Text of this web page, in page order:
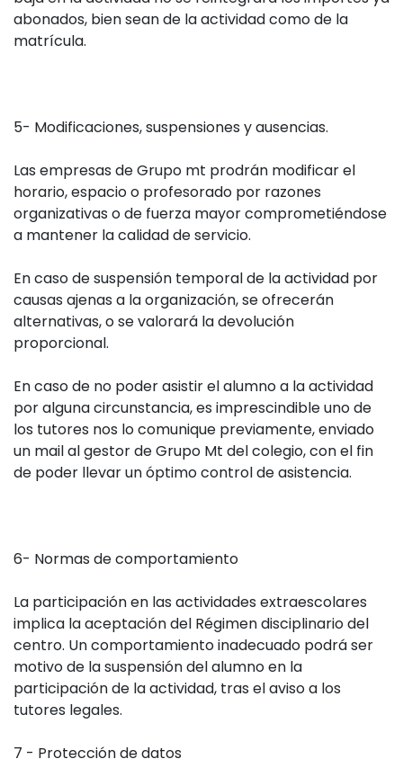
abonados, bien sean de la actividad como de la
matrícula.
5- Modificaciones, suspensiones y ausencias.
Las empresas de Grupo mt prodrán modificar el
horario, espacio o profesorado por razones
organizativas o de fuerza mayor comprometiéndose
a mantener la calidad de servicio.
En caso de suspensión temporal de la actividad por
causas ajenas a la organización, se ofrecerán
alternativas, o se valorará la devolución
proporcional.
En caso de no poder asistir el alumno a la actividad
por alguna circunstancia, es imprescindible uno de
los tutores nos lo comunique previamente, enviado
un mail al gestor de Grupo Mt del colegio, con el fin
de poder llevar un óptimo control de asistencia.
6- Normas de comportamiento
La participación en las actividades extraescolares
implica la aceptación del Régimen disciplinario del
centro. Un comportamiento inadecuado podrá ser
motivo de la suspensión del alumno en la
participación de la actividad, tras el aviso a los
tutores legales.
7 - Protección de datos